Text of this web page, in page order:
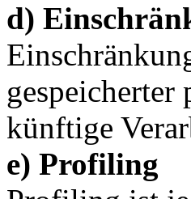
d)
gespeicherter
künftige
e) Profiling